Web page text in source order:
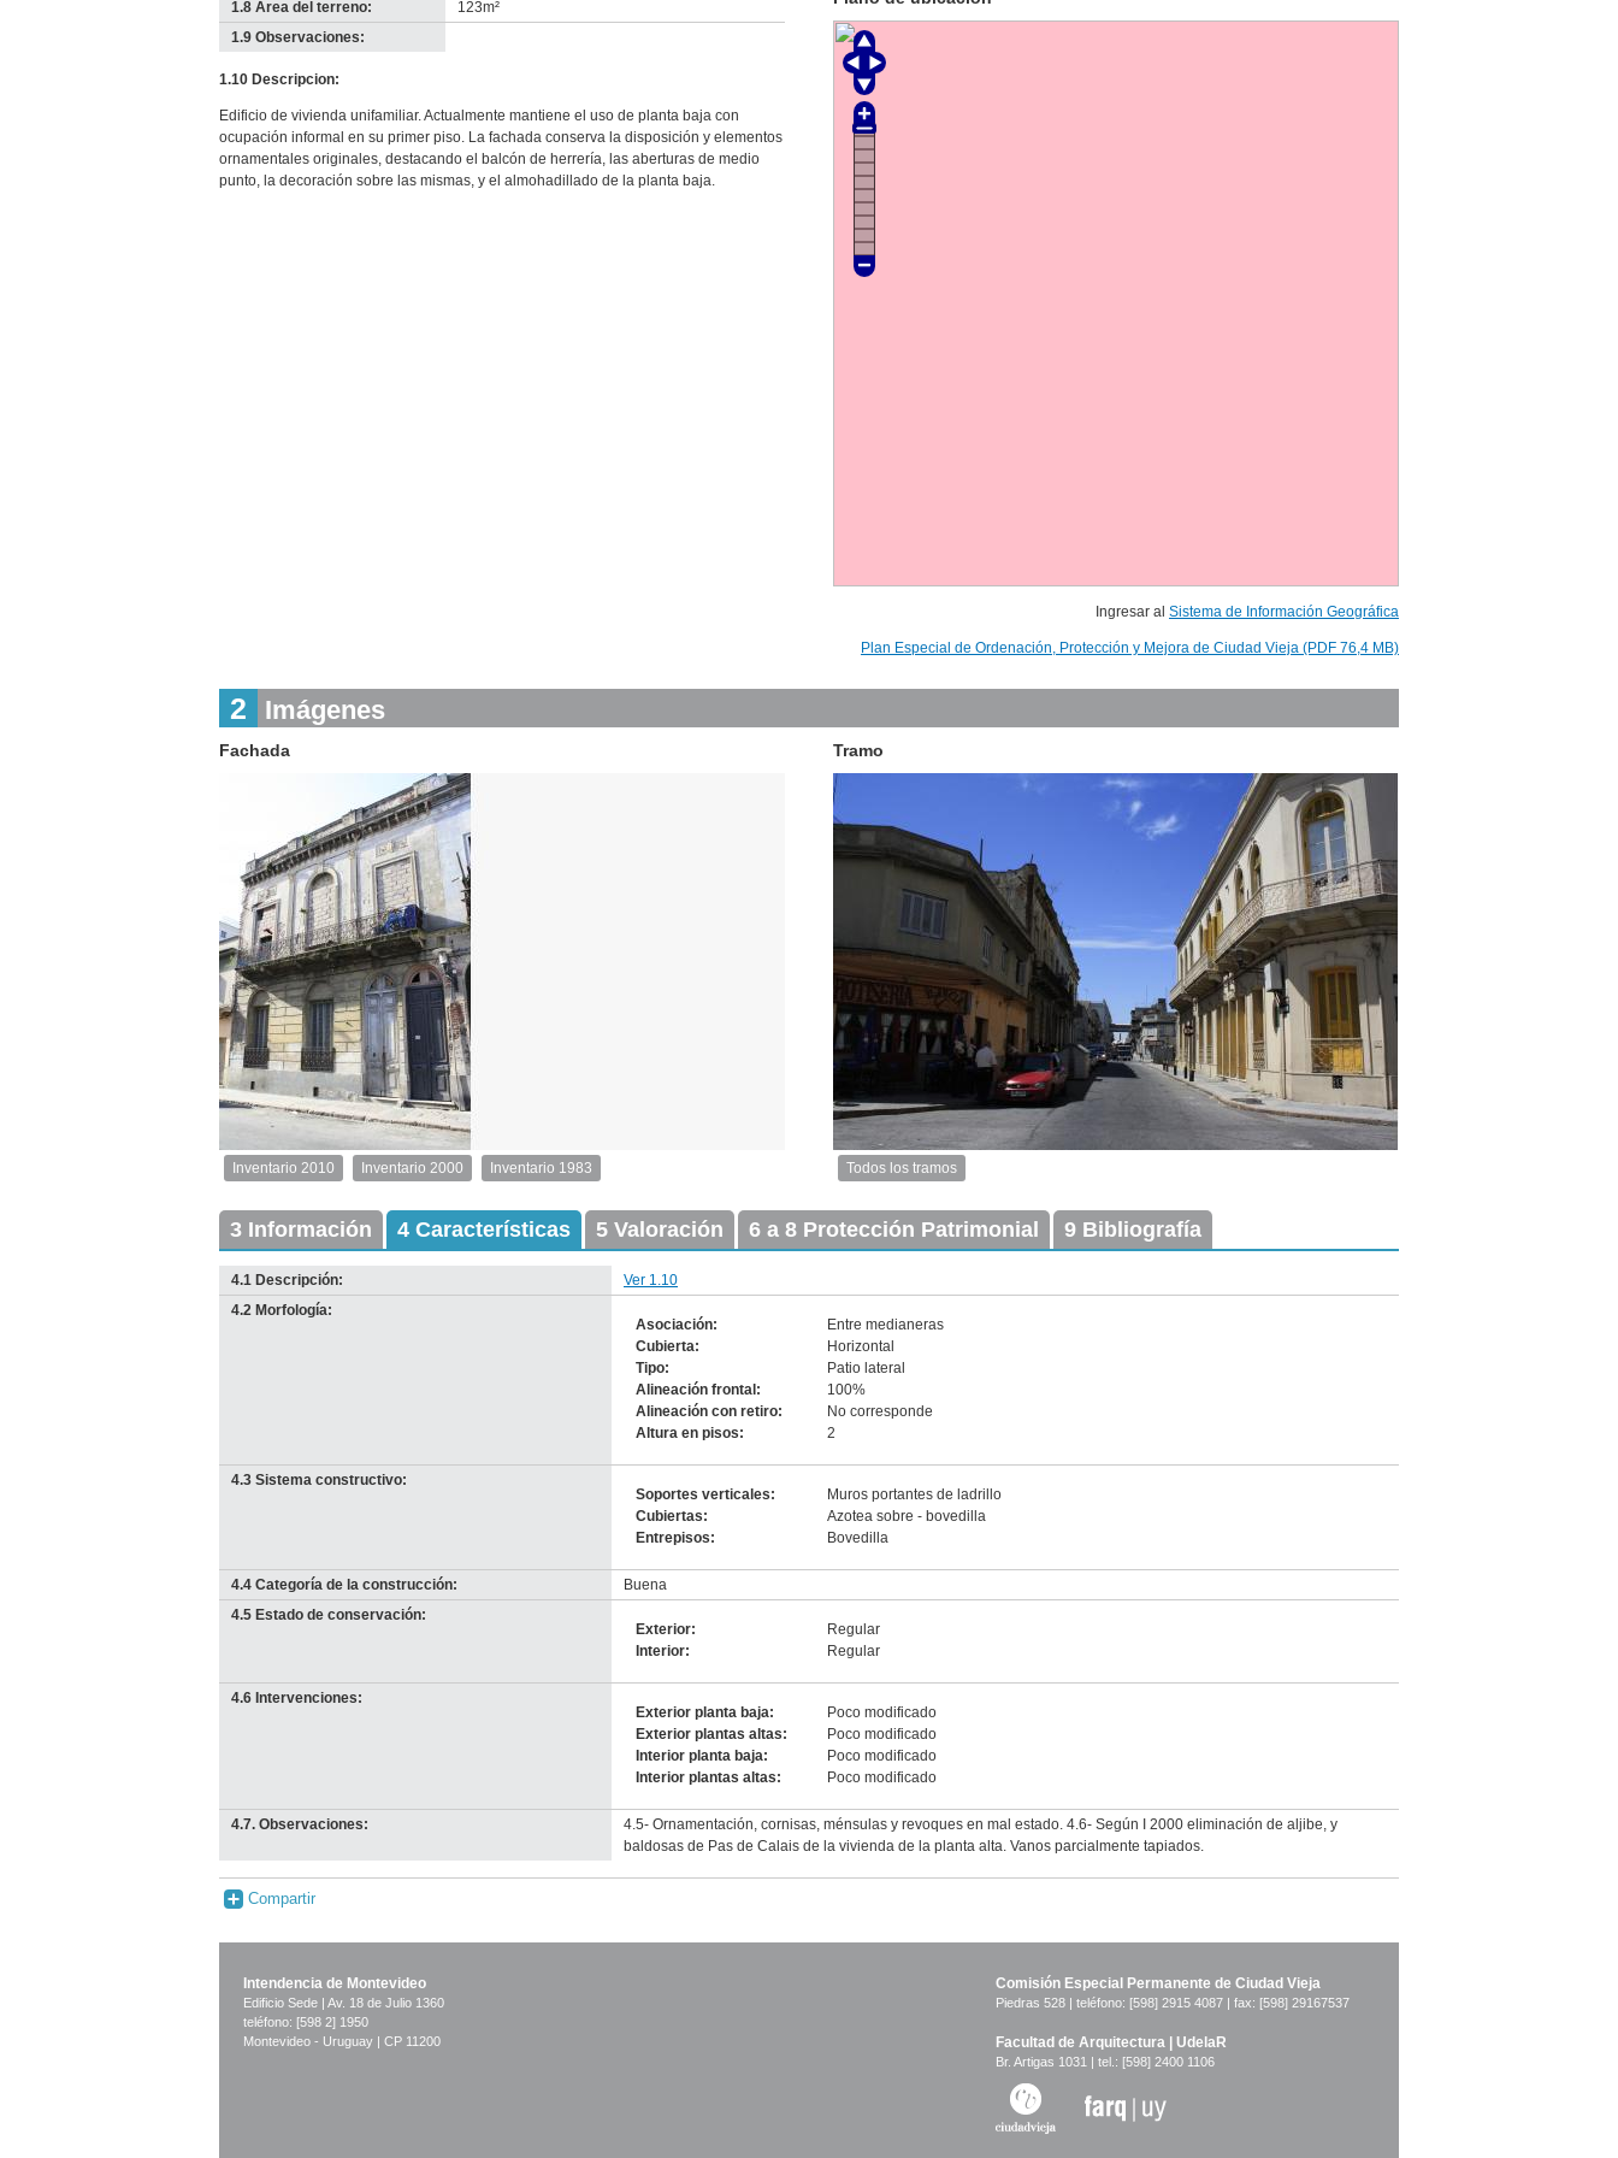
1.8 Área del terreno:
123m²
1.9 Observaciones:
1.10 Descripcion:
Edificio de vivienda unifamiliar. Actualmente mantiene el uso de planta baja con
ocupación informal en su primer piso. La fachada conserva la disposición y elementos
ornamentales originales, destacando el balcón de herrería, las aberturas de medio
punto, la decoración sobre las mismas, y el almohadillado de la planta baja.
Ingresar al Sistema de Información Geográfica
Plan Especial de Ordenación, Protección y Mejora de Ciudad Vieja (PDF 76,4 MB)
2 Imágenes
Fachada
Inventario
Exterior
Descargar
imagen
original
Inventario 2010
Inventario 2000
Inventario 1983
Tramo
Imagen
tramo:
Guaraní
tamaño
original
Todos los tramos
3 Información 4 Características 5 Valoración 6 a 8 Protección Patrimonial 9 Bibliografía
4.1 Descripción:
Ver 1.10
4.2 Morfología:
Asociación:
Entre medianeras
Cubierta:
Horizontal
Tipo:
Patio lateral
Alineación frontal:
100%
Alineación con retiro:
No corresponde
-
Altura en pisos: 2
4.3 Sistema constructivo:
Soportes verticales:
Muros portantes de ladrillo
Cubiertas:
Azotea sobre - bovedilla
Entrepisos:
Bovedilla
4.4 Categoría de la construcción:
Buena
4.5 Estado de conservación:
Exterior:
Regular
Interior:
Regular
4.6 Intervenciones:
Exterior planta baja:
Poco modificado
Exterior plantas altas:
Poco modificado
Interior planta baja:
Poco modificado
Interior plantas altas:
Poco modificado
4.7. Observaciones:
4.5- Ornamentación, cornisas, ménsulas y revoques en mal estado. 4.6- Según I 2000 eliminación de aljibe, y
baldosas de Pas de Calais de la vivienda de la planta alta. Vanos parcialmente tapiados.
Compartir
Intendencia de Montevideo
Edificio Sede | Av. 18 de Julio 1360
teléfono: [598 2] 1950
Montevideo - Uruguay | CP 11200
Comisión Especial Permanente de Ciudad Vieja
Piedras 528 | teléfono: [598] 2915 4087 | fax: [598] 29167537
Facultad de Arquitectura | UdelaR
Br. Artigas 1031 | tel.: [598] 2400 1106